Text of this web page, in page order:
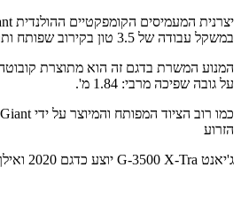
יצרנית המעמיסים הקומפקטיים ההולנדית Tobroco-Giant, המייצרת ומשווקת מעמיסים תחת שם המותג
במשקל עבודה של 3.5 טון בקירוב שפותח ותוכנן במיוחד עבור שוק ההשכרות הפורח באירופה. ככזה הושם בו דגש עיקרי על אמינות, שרידות ורב תכליתיות, בעיקר באמצעות קלות תפעול וקלות ופשטות בתחזוקה.
על גובה שפיכה מרבי: 1.84 מ'.
הזרוע
ג'יאנט G-3500 X-Tra יוצע כדגם 2020 ואילך, ושיווקו, כאמור, החל זה מכבר. יבואנית ג'יאנט לארץ היא חברת ט. ק. שיווק והפצה